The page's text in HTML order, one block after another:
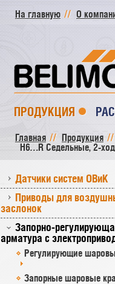
На главную О
ПРОДУКЦИЯ
Главная Продукция
H6…R Седельные, 2-
Датчики систем ОВиК
Приводы для
заслонок
Запорно-
арматура с
Регулирующие
Запорные шаровые